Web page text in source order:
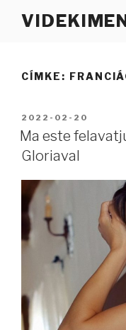
CÍMKE:
BEKÜLDVE:
2022-02-20
Ma este
Gloriaval